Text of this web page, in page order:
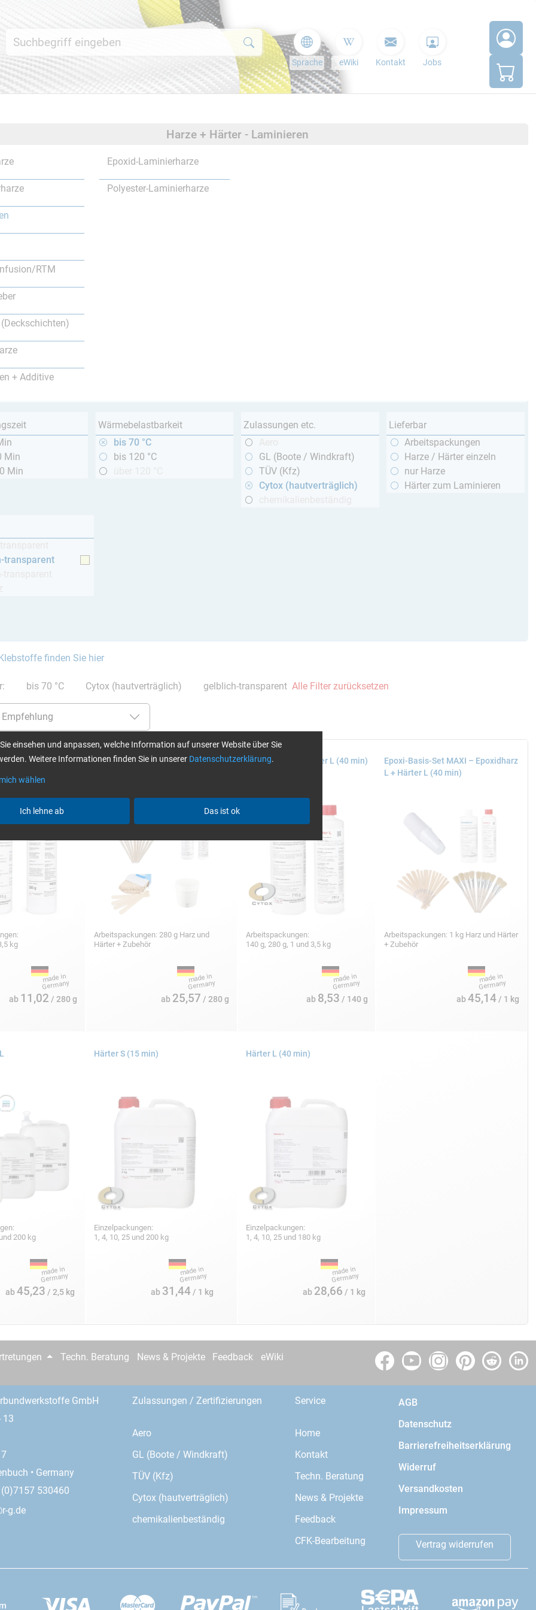
Sprache eWiki Kontakt Jobs
Harze + Härter - Laminieren
RTM
+ Additive
Epoxid-Laminierharze
Polyester-Laminierharze
Min
Min
Wärmebelastbarkeit
bis 70 °C
bis 120 °C
Zulassungen etc.
GL (Boote / Windkraft)
TÜV (Kfz)
Cytox (hautverträglich)
Lieferbar
Arbeitspackungen
Harze / Härter einzeln
nur Harze
Härter zum Laminieren
transparent
finden Sie hier
bis 70 °C Cytox (hautverträglich) gelblich-transparent Alle Filter zurücksetzen
+ Härter S (15 min)
kg
ab 11,02 / 280 g
Epoxi-Basis-Set MINI – Epoxidharz
Arbeitspackungen: 280 g Harz und
Härter + Zubehör
ab 25,57 / 280 g
Epoxidharz L + Härter L (40 min)
Arbeitspackungen:
140 g, 280 g, 1 und 3,5 kg
ab 8,53 / 140 g
Epoxi-Basis-Set MAXI – Epoxidharz
L + Härter L (40 min)
Arbeitspackungen: 1 kg Harz und Härter
+ Zubehör
ab45,14/ 1 kg
200 kg
ab45,23 / 2,5 kg
Härter S (15 min)
Einzelpackungen:
1, 4, 10, 25 und 200 kg
ab 31,44/ 1 kg
Härter L (40 min)
Einzelpackungen:
1, 4, 10, 25 und 180 kg
ab 28,66 / 1 kg
Techn. Beratung News & Projekte Feedback eWiki
GmbH
13
• Germany
530460
g.de
Zulassungen / Zertifizierungen
Aero
GL (Boote / Windkraft)
TÜV (Kfz)
Cytox (hautverträglich)
chemikalienbeständig
Service
Home
Kontakt
Techn. Beratung
News & Projekte
Feedback
CFK-Bearbeitung
AGB
Datenschutz
Barrierefreiheitserklärung
Widerruf
Versandkosten
Impressum
Vertrag widerrufen
einsehen und anpassen, welche Information auf unserer Website über Sie
Weitere Informationen finden Sie in unserer Datenschutzerklärung.
wählen
Ich lehne ab Das ist ok